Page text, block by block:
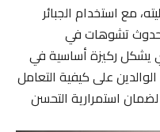
مع استخدام الجبائر
تشوهات في
ركيزة أساسية في
على كيفية التعامل
استمرارية التحسن